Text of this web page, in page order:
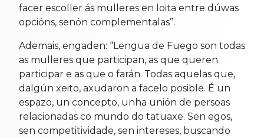
facer escoller ás mulleres en loita entre dúwas
opcións, senón complementalas”.
Ademais, engaden: “Lengua de Fuego son todas
as mulleres que participan, as que queren
participar e as que o farán. Todas aquelas que,
dalgún xeito, axudaron a facelo posible. É un
espazo, un concepto, unha unión de persoas
relacionadas co mundo do tatuaxe. Sen egos,
sen competitividade, sen intereses, buscando